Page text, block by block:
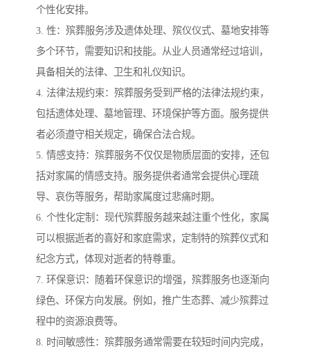
个性化安排。
3. 性：殡葬服务涉及遗体处理、殡仪仪式、墓地安排等
多个环节，需要知识和技能。从业人员通常经过培训，
具备相关的法律、卫生和礼仪知识。
4. 法律法规约束：殡葬服务受到严格的法律法规约束，
包括遗体处理、墓地管理、环境保护等方面。服务提供
者必须遵守相关规定，确保合法合规。
5. 情感支持：殡葬服务不仅仅是物质层面的安排，还包
括对家属的情感支持。服务提供者通常会提供心理疏
导、哀伤等服务，帮助家属度过悲痛时期。
6. 个性化定制：现代殡葬服务越来越注重个性化，家属
可以根据逝者的喜好和家庭需求，定制特的殡葬仪式和
纪念方式，体现对逝者的特尊重。
7. 环保意识：随着环保意识的增强，殡葬服务也逐渐向
绿色、环保方向发展。例如，推广生态葬、减少殡葬过
程中的资源浪费等。
8. 时间敏感性：殡葬服务通常需要在较短时间内完成，